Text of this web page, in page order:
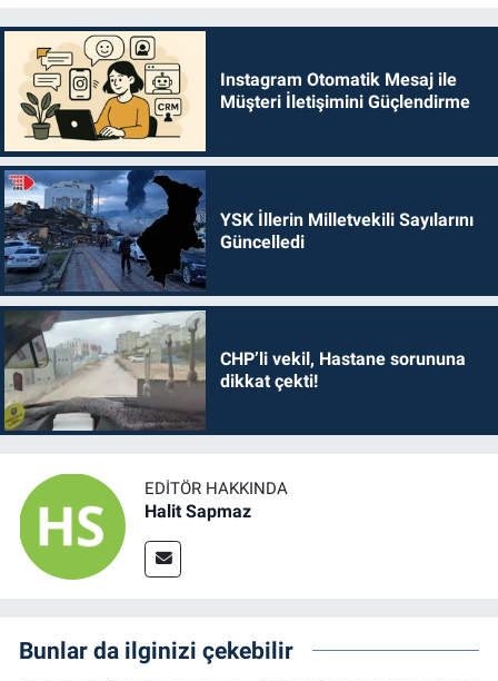
Instagram Otomatik Mesaj ile
Müşteri İletişimini Güçlendirme
YSK İllerin Milletvekili Sayılarını
Güncelledi
CHP’li vekil, Hastane sorununa
dikkat çekti!
EDITÖR HAKKINDA
Halit Sapmaz
Bunlar da ilginizi çekebilir